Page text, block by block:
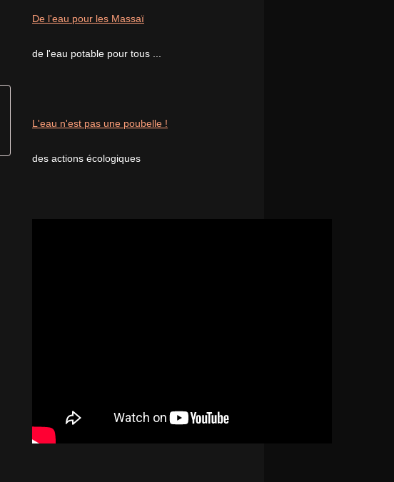
De l'eau pour les Massaï
de l'eau potable pour tous ...
L'eau n'est pas une poubelle !
des actions écologiques